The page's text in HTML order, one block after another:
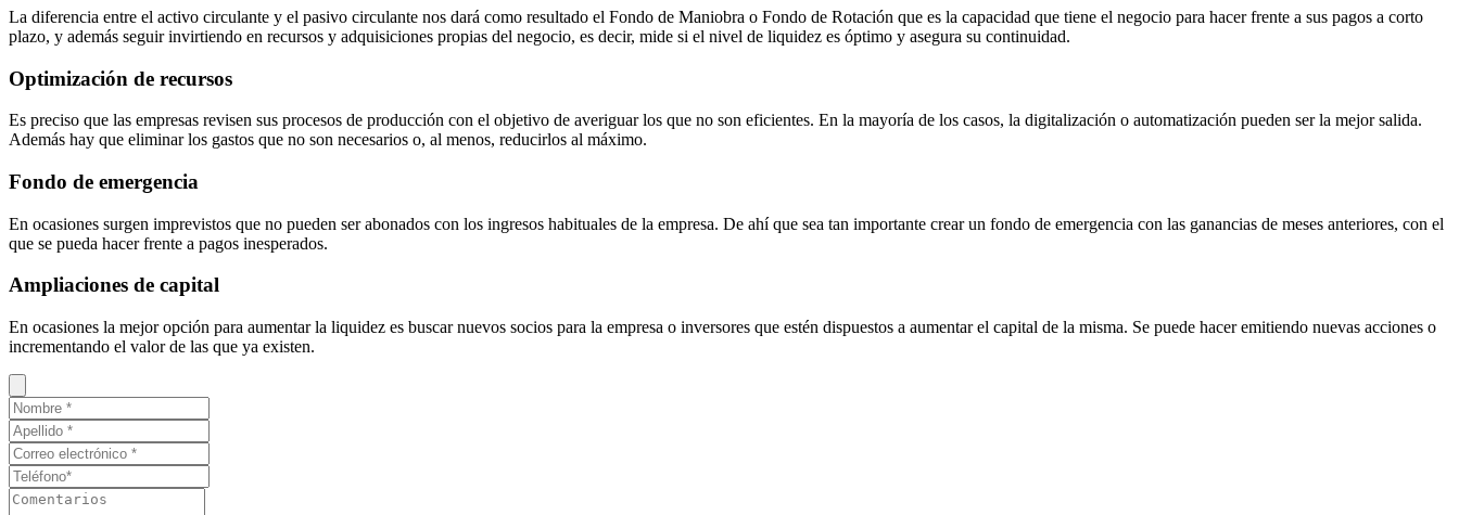
La diferencia entre el activo circulante y el pasivo circulante nos dará como resultado el Fondo de Maniobra o Fondo de Rotación que es la capacidad que tiene el negocio para hacer frente a sus pagos a corto
plazo, y además seguir invirtiendo en recursos y adquisiciones propias del negocio, es decir, mide si el nivel de liquidez es óptimo y asegura su continuidad.
Optimización de recursos
Es preciso que las empresas revisen sus procesos de producción con el objetivo de averiguar los que no son eficientes. En la mayoría de los casos, la digitalización o automatización pueden ser la mejor salida.
Además hay que eliminar los gastos que no son necesarios o, al menos, reducirlos al máximo.
Fondo de emergencia
En ocasiones surgen imprevistos que no pueden ser abonados con los ingresos habituales de la empresa. De ahí que sea tan importante crear un fondo de emergencia con las ganancias de meses anteriores, con el
que se pueda hacer frente a pagos inesperados.
Ampliaciones de capital
En ocasiones la mejor opción para aumentar la liquidez es buscar nuevos socios para la empresa o inversores que estén dispuestos a aumentar el capital de la misma. Se puede hacer emitiendo nuevas acciones o
incrementando el valor de las que ya existen.